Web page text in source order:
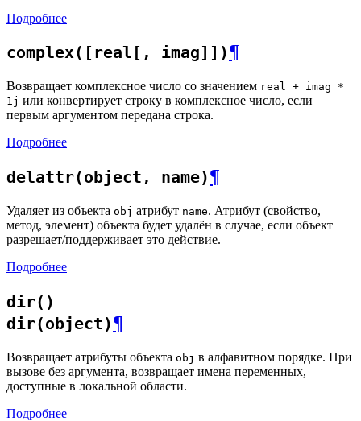
Подробнее
complex([real[, imag]])¶
Возвращает комплексное число со значением real + imag *
1j или конвертирует строку в комплексное число, если
первым аргументом передана строка.
Подробнее
delattr(object, name)¶
Удаляет из объекта obj атрибут name. Атрибут (свойство,
метод, элемент) объекта будет удалён в случае, если объект
разрешает/поддерживает это действие.
Подробнее
dir()
dir(object)¶
Возвращает атрибуты объекта obj в алфавитном порядке. При
вызове без аргумента, возвращает имена переменных,
доступные в локальной области.
Подробнее